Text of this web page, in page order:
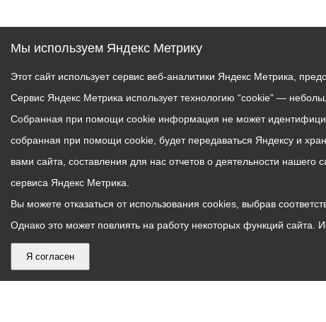
Мы используем Яндекс Метрику
Этот сайт использует сервис веб-аналитики Яндекс Метрика,
Сервис Яндекс Метрика использует технологию “cookie” —
Собранная при помощи cookie информация не может
собранная при помощи cookie, будет передаваться Яндексу и
вами сайта, составления для нас отчетов о деятельности
сервиса Яндекс Метрика.
Вы можете отказаться от использования cookies, выбрав
Однако это может повлиять на работу некоторых функций сайта.
Я согласен